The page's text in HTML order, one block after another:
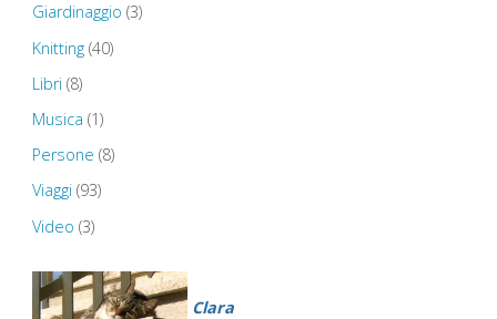
Giardinaggio (3)
Knitting(40)
Libri (8)
Musica (1)
Persone (8)
Viaggi (93)
Video (3)
Clara